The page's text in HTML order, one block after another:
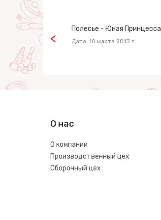
Полесье - Юная Принцесса
Дата: 10 марта 2013 г.
О нас
О компании
Производственный цех
Сборочный цех